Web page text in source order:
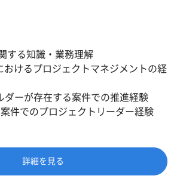
する知識・業務理解
おけるプロジェクトマネジメントの経
ダーが存在する案件での推進経験
件でのプロジェクトリーダー経験
詳細を見る